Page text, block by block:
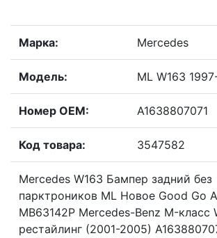
Марка: Mercedes
Модель: ML W163
Номер OEM: A1638807071
Код товара: 3547582
Mercedes W163 Бампер задний без
парктроников ML Новое Good Go
MB63142P Mercedes-Benz M-класс
рестайлинг (2001-2005)